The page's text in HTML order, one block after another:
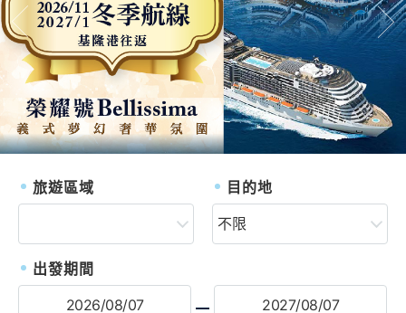
往前 往
旅遊區域 目的地
出發期間